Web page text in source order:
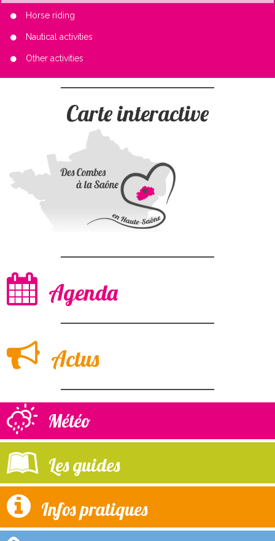
Horse riding
Nautical activities
Other activities
Carte interactive
Agenda
Actus
Météo
Les guides
Infos pratiques